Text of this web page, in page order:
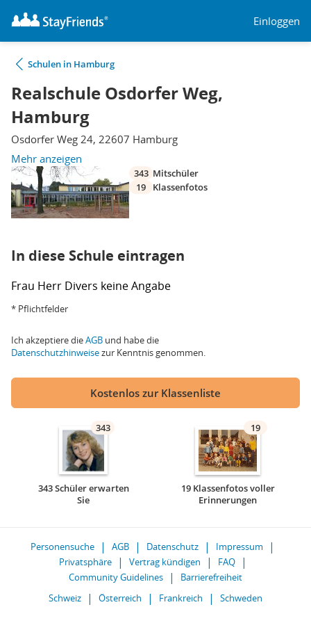
Einloggen
Schulen in Hamburg
Realschule Osdorfer Weg,
Hamburg
Osdorfer Weg 24, 22607 Hamburg
Mehr anzeigen
343 Mitschüler
19
Klassenfotos
In diese Schule eintragen
Frau Herr Divers keine Angabe
* Pflichtfelder
Ich akzeptiere dieAGB und habe die
Datenschutzhinweisezur Kenntnis genommen.
Kostenlos zur Klassenliste
343
343 Schüler erwarten
Sie
19
19 Klassenfotos voller
Erinnerungen
Personensuche AGB Datenschutz
Impressum
Privatsphäre
Vertrag kündigen
FAQ
Community Guidelines
Barrierefreiheit
Schweiz
Österreich Frankreich Schweden